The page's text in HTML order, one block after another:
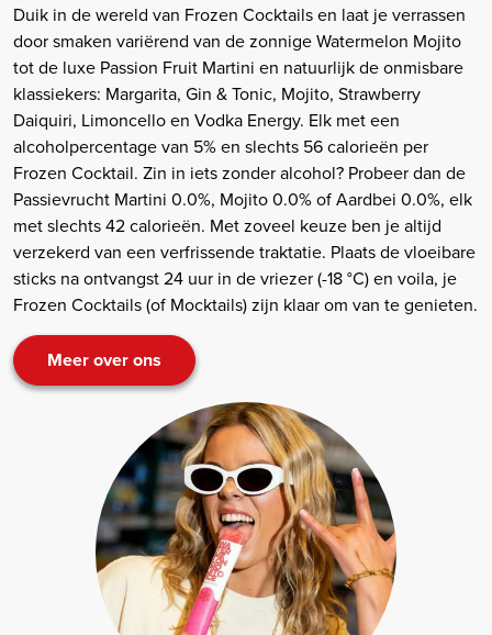
Duik in de wereld van Frozen Cocktails en laat je verrassen
door smaken variërend van de zonnige Watermelon Mojito
tot de luxe Passion Fruit Martini en natuurlijk de onmisbare
klassiekers: Margarita, Gin & Tonic, Mojito, Strawberry
Daiquiri, Limoncello en Vodka Energy. Elk met een
alcoholpercentage van 5% en slechts 56 calorieën per
Frozen Cocktail. Zin in iets zonder alcohol? Probeer dan de
Passievrucht Martini 0.0%, Mojito 0.0% of Aardbei 0.0%, elk
met slechts 42 calorieën. Met zoveel keuze ben je altijd
verzekerd van een verfrissende traktatie. Plaats de vloeibare
sticks na ontvangst 24 uur in de vriezer (-18 °C) en voila, je
Frozen Cocktails (of Mocktails) zijn klaar om van te genieten.
Meer over ons